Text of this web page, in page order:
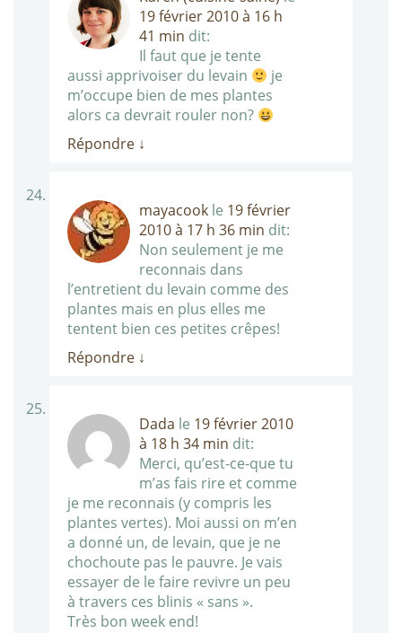
19 février 2010 à 16 h
41 min dit:
Il faut que je tente
aussi apprivoiser du levain
je
m’occupe bien de mes plantes
alors ca devrait rouler non?
Répondre ↓
mayacook le 19 février
2010 à 17 h 36 min dit:
Non seulement je me
reconnais dans
l’entretient du levain comme des
plantes mais en plus elles me
tentent bien ces petites crêpes!
Répondre ↓
Dada le 19 février 2010
à 18 h 34 min dit:
Merci, qu’est-ce-que tu
m’as fais rire et comme
je me reconnais (y compris les
plantes vertes). Moi aussi on m’en
a donné un, de levain, que je ne
chochoute pas le pauvre. Je vais
essayer de le faire revivre un peu
à travers ces blinis « sans ».
Très bon week end!